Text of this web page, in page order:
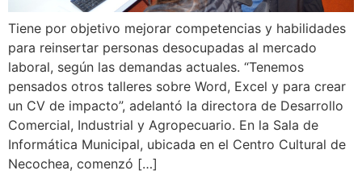
Tiene por objetivo mejorar competencias y habilidades
para reinsertar personas desocupadas al mercado
laboral, según las demandas actuales. “Tenemos
pensados otros talleres sobre Word, Excel y para crear
un CV de impacto”, adelantó la directora de Desarrollo
Comercial, Industrial y Agropecuario. En la Sala de
Informática Municipal, ubicada en el Centro Cultural de
Necochea, comenzó […]